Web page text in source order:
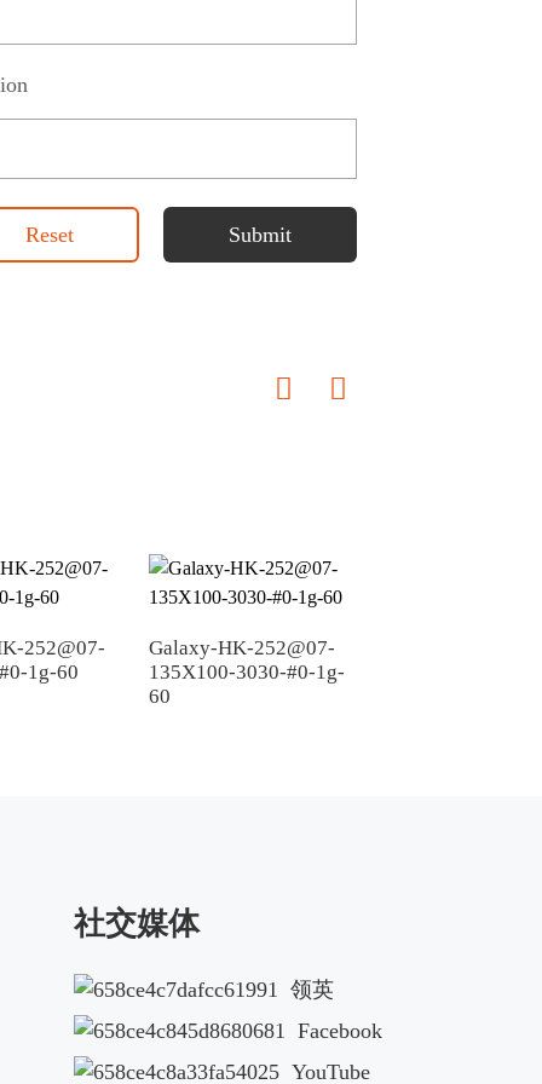
Reset Submit
252@07-
1g-60
Galaxy-HK-252@07-
135X100-3030-#0-1g-
60
社交媒体
领英
Facebook
YouTube